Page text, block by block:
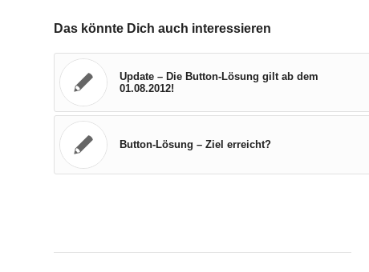
Das könnte Dich auch interessieren
Update – Die Button-Lösung gilt ab dem
01.08.2012!
Button-Lösung – Ziel erreicht?